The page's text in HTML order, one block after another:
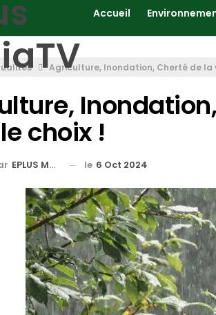
Accueil
Agriculture, Inondation, Cherté de la
choix !
EPLUS MEDIA TV le 6 Oct 2024